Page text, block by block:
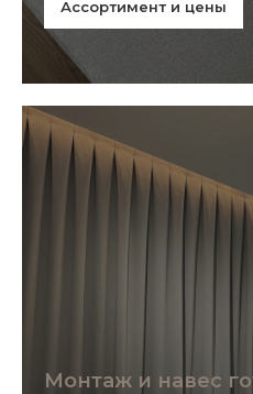
Ассортимент и цены
Монтаж и навес